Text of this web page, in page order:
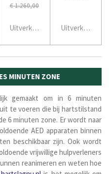
€ 1.260,00
Uitverkocht Uitverkocht
MINUTEN ZONE
gemaakt om in 6 minuten
te voeren die bij hartstilstand
6 minuten zone. Er wordt naar
AED apparaten binnen
beschikbaar zijn. Ook wordt
vrijwillige hulpverleners
reanimeren en weten hoe